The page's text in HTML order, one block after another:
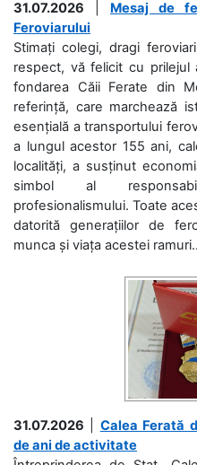
31.07.2026
Mesaj de
Feroviarului
Stimați colegi, dragi
respect, vă felicit cu prilejul
fondarea Căii Ferate din
referință, care marchează
esențială a transportului
a lungul acestor 155 ani,
localități, a susținut
simbol al
profesionalismului. Toate
datorită generațiilor de
munca și viața acestei
31.07.2026
Calea Ferată
de ani de activitate